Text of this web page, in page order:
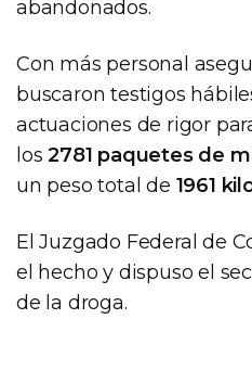
abandonados.
Con más personal
buscaron testigos
actuaciones de rigor
los2781 paquetes de
un peso total de 1961
El Juzgado Federal de
el hecho y dispuso el
de la droga.